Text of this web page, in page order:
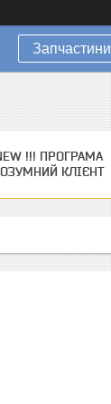
Запчастини
!!! ПРОГРАМА
КЛІЄНТ